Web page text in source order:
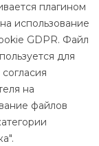
плагином
использование
GDPR. Файл
для
на
файлов